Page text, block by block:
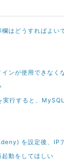
はどうすればよい
ンが使用できなく
行すると、
を設定後、IPア
動をしてほしい